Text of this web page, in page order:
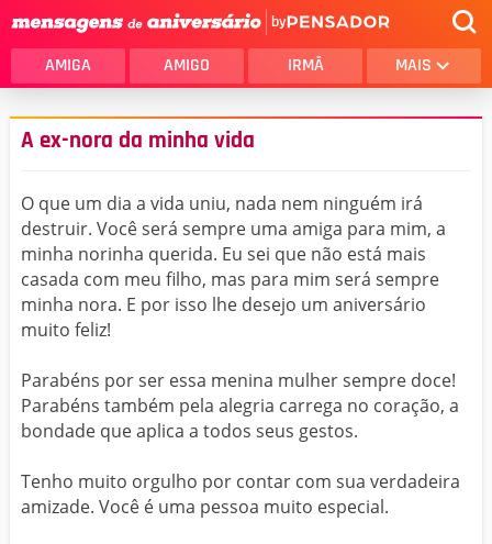
by
AMIGA AMIGO IRMÃ MAIS
A ex-nora da minha vida
O que um dia a vida uniu, nada nem ninguém irá
destruir. Você será sempre uma amiga para mim, a
minha norinha querida. Eu sei que não está mais
casada com meu filho, mas para mim será sempre
minha nora. E por isso lhe desejo um aniversário
muito feliz!
Parabéns por ser essa menina mulher sempre doce!
Parabéns também pela alegria carrega no coração, a
bondade que aplica a todos seus gestos.
Tenho muito orgulho por contar com sua verdadeira
amizade. Você é uma pessoa muito especial.